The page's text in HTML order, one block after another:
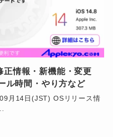
正情報・新機能・変更
ル時間・やり方など
月14日(JST) OSリリース情